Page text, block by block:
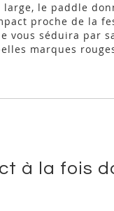
large, le paddle
proche de la
vous séduira par
marques
à la fois